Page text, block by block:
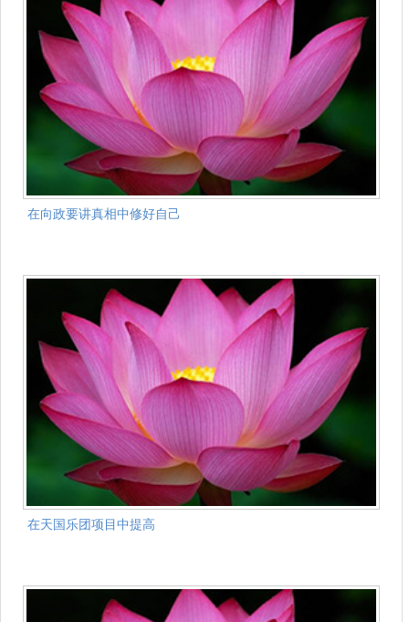
在向政要讲真相中修好自己
在天国乐团项目中提高